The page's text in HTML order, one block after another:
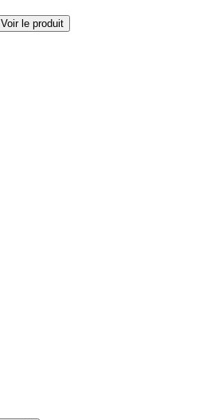
Voir le produit